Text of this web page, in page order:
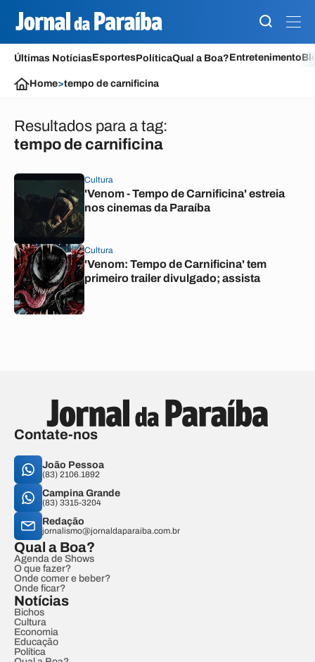
Últimas NotíciasEsportesPolíticaQual a Boa?Entretenimento
Home>tempo de carnificina
Resultados para a tag:
tempo de carnificina
Cultura
'Venom - Tempo de Carnificina' estreia
nos cinemas da Paraíba
Cultura
'Venom: Tempo de Carnificina' tem
primeiro trailer divulgado; assista
Contate-nos
João Pessoa
(83) 2106.1892
Campina Grande
(83) 3315-3204
Redação
jornalismo@jornaldaparaiba.com.br
Qual a Boa?
Agenda de Shows
O que fazer?
Onde comer e beber?
Onde ficar?
Notícias
Bichos
Cultura
Economia
Educação
Política